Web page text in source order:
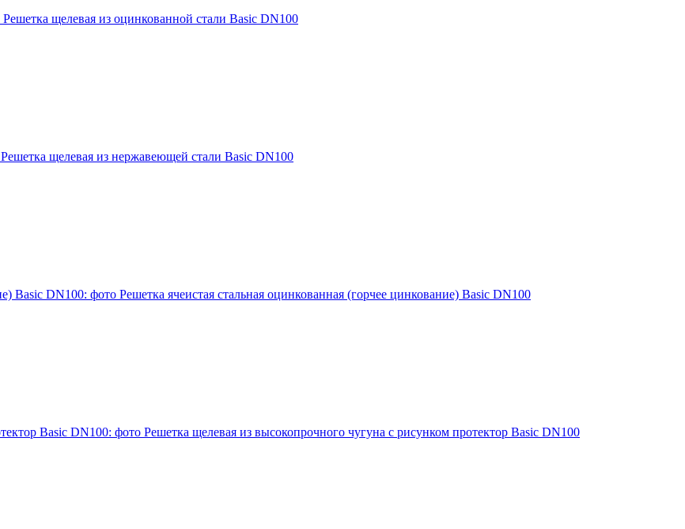
Решетка щелевая из оцинкованной стали Basic DN100
Решетка щелевая из нержавеющей стали Basic DN100
Решетка ячеистая стальная оцинкованная (горчее цинкование) Basic DN100
Решетка щелевая из высокопрочного чугуна с рисунком протектор Basic DN100